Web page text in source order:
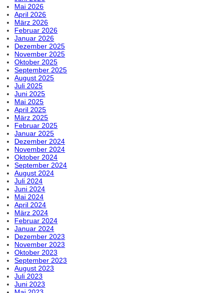
Mai 2026
April 2026
März 2026
Februar 2026
Januar 2026
Dezember 2025
November 2025
Oktober 2025
September 2025
August 2025
Juli 2025
Juni 2025
Mai 2025
April 2025
März 2025
Februar 2025
Januar 2025
Dezember 2024
November 2024
Oktober 2024
September 2024
August 2024
Juli 2024
Juni 2024
Mai 2024
April 2024
März 2024
Februar 2024
Januar 2024
Dezember 2023
November 2023
Oktober 2023
September 2023
August 2023
Juli 2023
Juni 2023